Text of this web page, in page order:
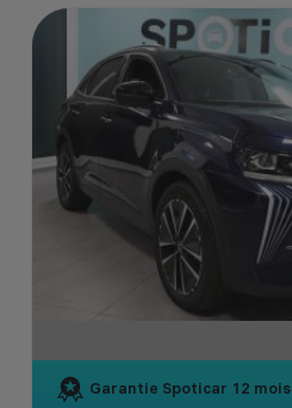
Garantie Spoticar 12 mois